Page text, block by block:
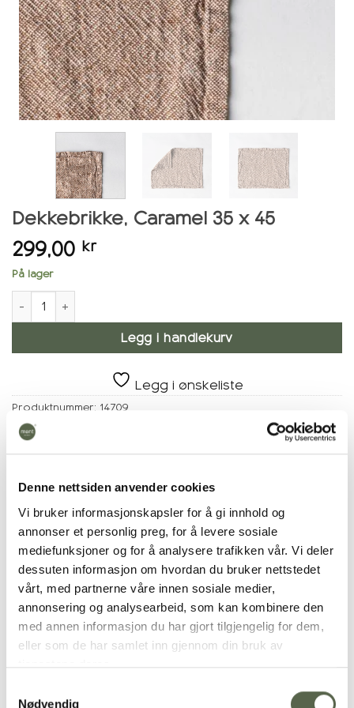
Denne nettsiden anvender cookies
Vi bruker informasjonskapsler for å gi innhold og
annonser et personlig preg, for å levere sosiale
mediefunksjoner og for å analysere trafikken vår. Vi deler
dessuten informasjon om hvordan du bruker nettstedet
vårt, med partnerne våre innen sosiale medier,
annonsering og analysearbeid, som kan kombinere den
med annen informasjon du har gjort tilgjengelig for dem,
eller som de har samlet inn gjennom din bruk av
tjenestene deres.
Nødvendig
Dekkebrikke, Caramel 35 x 45
299,00 kr
På lager
Dekkebrikke, Caramel 35 x 45 antall
Legg i handlekurv
Legg i ønskeliste
Produktnummer: 14709
Kategorier:
FARGENYANSE Brun
TEKSTIL Ensfarget, 100% Lin